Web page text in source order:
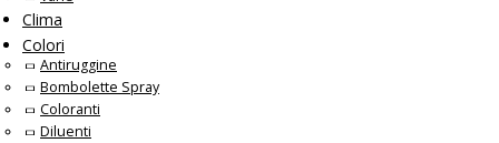
Clima
Colori
Antiruggine
Bombolette Spray
Coloranti
Diluenti